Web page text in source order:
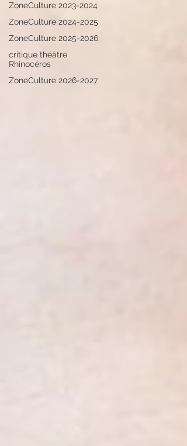
ZoneCulture 2023-2024
ZoneCulture 2024-2025
ZoneCulture 2025-2026
critique théâtre
Rhinocéros
ZoneCulture 2026-2027